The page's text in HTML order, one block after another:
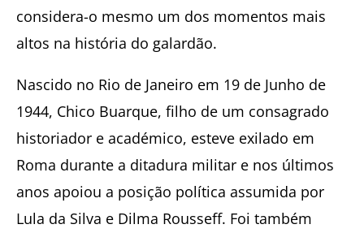
considera-o mesmo um dos momentos mais
altos na história do galardão.
Nascido no Rio de Janeiro em 19 de Junho de
1944, Chico Buarque, filho de um consagrado
historiador e académico, esteve exilado em
Roma durante a ditadura militar e nos últimos
anos apoiou a posição política assumida por
Lula da Silva e Dilma Rousseff. Foi também